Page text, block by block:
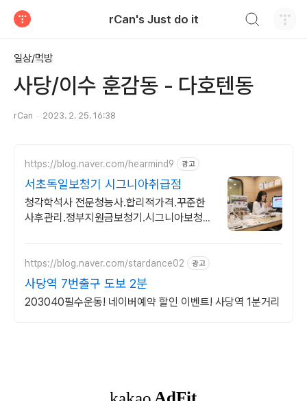
rCan's Just do it
일상/먹방
사당/이수 훈감동 - 다호텐동
rCan 2023. 2. 25. 16:38
https://blog.naver.com/hearmind9 광고
서초독일보청기 시그니아취급점
청각학석사 전문청능사.합리적가격.꾸준한
사후관리.정부지원금보청기.시그니아보청기
https://blog.naver.com/stardance02 광고
사당역 7번출구 도보 2분
203040필수운동! 네이버예약 할인 이벤트! 사당역 1분거리